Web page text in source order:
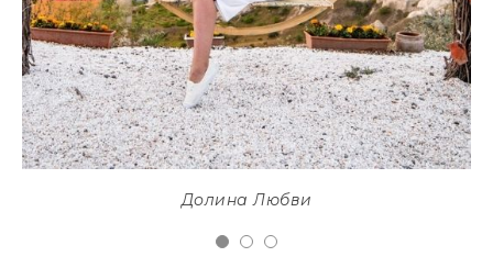
Долина Любви